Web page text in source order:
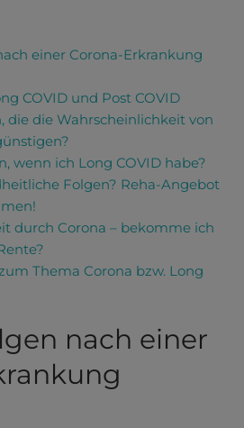
einer Corona-Erkrankung
COVID und Post COVID
die die Wahrscheinlichkeit von
wenn ich Long COVID habe?
Folgen? Reha-Angebot
durch Corona – bekomme ich
Thema Corona bzw. Long
nach einer